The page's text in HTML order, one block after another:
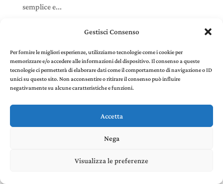
Gestisci Consenso
Per fornire le migliori esperienze, utilizziamo tecnologie come i cookie per
memorizzare e/o accedere alle informazioni del dispositivo. Il consenso a queste
tecnologie ci permetterà di elaborare dati come il comportamento di navigazione o ID
unici su questo sito. Non acconsentire o ritirare il consenso può influire
negativamente su alcune caratteristiche e funzioni.
Accetta
Nega
Visualizza le preferenze
semplice e...
Stefania Panelli © 2022 - P. IVA 02385410507 |Privacy
and Cookie Policycreated by Environments di
Riccardo Panelli